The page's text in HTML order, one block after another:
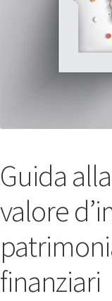
Guida
valore
finanziari